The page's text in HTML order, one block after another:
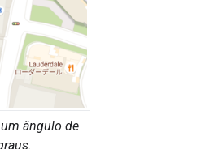
ângulo de